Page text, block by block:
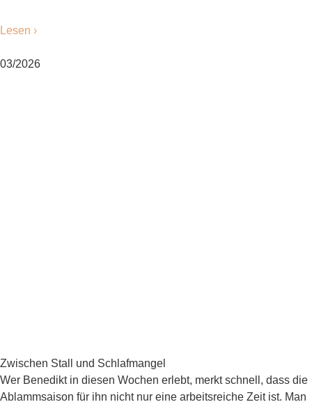
Lesen ›
03/2026
Zwischen Stall und Schlafmangel
Wer Benedikt in diesen Wochen erlebt, merkt schnell, dass die
Ablammsaison für ihn nicht nur eine arbeitsreiche Zeit ist. Man